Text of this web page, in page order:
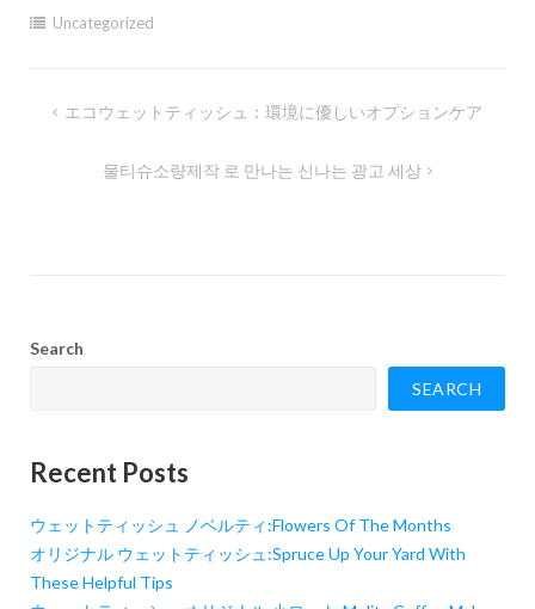
Uncategorized
Postエコウェットティッシュ：環境に優しいオプションケア
물티슈소량제작 로 만나는 신나는 광고 세상
Search
SEARCH
Recent Posts
ウェットティッシュ ノベルティ:Flowers Of The Months
オリジナル ウェットティッシュ:Spruce Up Your Yard With
These Helpful Tips